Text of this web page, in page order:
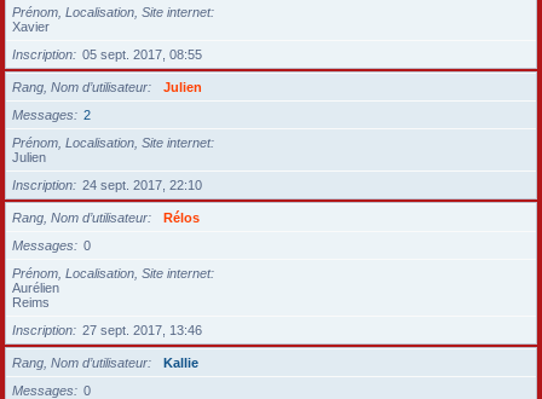
Prénom, Localisation, Site internet
Xavier
Inscription
05 sept. 2017, 08:55
Rang, Nom d’utilisateur
Julien
Messages
2
Prénom, Localisation, Site internet
Julien
Inscription
24 sept. 2017, 22:10
Rang, Nom d’utilisateur
Rélos
Messages
0
Prénom, Localisation, Site internet
Aurélien
Reims
Inscription
27 sept. 2017, 13:46
Rang, Nom d’utilisateur
Kallie
Messages
0